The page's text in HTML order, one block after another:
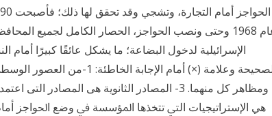
عام 1968 وحتى ونصب الحواجز، الحصار الكامل لجميع
الصحيحة وعلامة (×) أمام
ومظاهر كل منهما. 3- المصادر الثانوية هى
ﻫﻲ ﺍﻹﺳﺘﺮﺍﺗﻴﺠﻴﺎﺕ ﺍﻟﱵ ﺗﺘﺨﺬﻫﺎ ﺍﳌﺆﺳﺴﺔ ﰲ ﻭﺿﻊ ﺍﳊﻮﺍﺟﺰ